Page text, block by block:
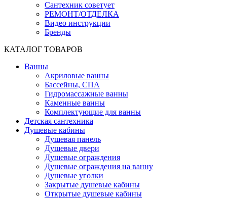
Сантехник советует
РЕМОНТ/ОТДЕЛКА
Видео инструкции
Бренды
КАТАЛОГ ТОВАРОВ
Ванны
Акриловые ванны
Бассейны, СПА
Гидромассажные ванны
Каменные ванны
Комплектующие для ванны
Детская сантехника
Душевые кабины
Душевая панель
Душевые двери
Душевые ограждения
Душевые ограждения на ванну
Душевые уголки
Закрытые душевые кабины
Открытые душевые кабины